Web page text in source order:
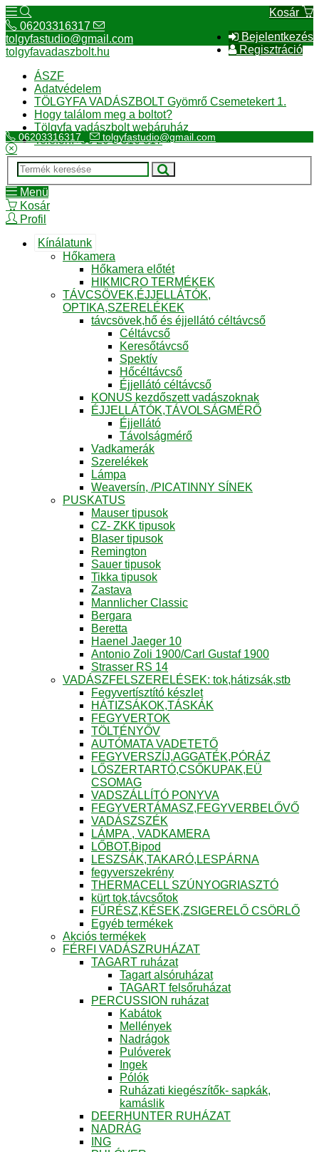
Kosár
Bejelentkezés
Regisztráció
06203316317
tolgyfastudio@gmail.com
tolgyfavadaszbolt.hu
ÁSZF
Adatvédelem
TÖLGYFA VADÁSZBOLT Gyömrő Csemetekert 1.
Hogy találom meg a boltot?
Tölgyfa vadászbolt webáruház
Telefon:+36 20 3 316 317
06203316317 tolgyfastudio@gmail.com
Menü
Kosár
Profil
Kínálatunk
Hőkamera
Hőkamera előtét
HIKMICRO TERMÉKEK
TÁVCSÖVEK,ÉJJELLÁTÓK,
OPTIKA,SZERELÉKEK
távcsövek,hő és éjjellátó céltávcső
Céltávcső
Keresőtávcső
Spektív
Hőcéltávcső
Éjjellátó céltávcső
KONUS kezdőszett vadászoknak
ÉJJELLÁTÓK,TÁVOLSÁGMÉRŐ
Éjjellátó
Távolságmérő
Vadkamerák
Szerelékek
Lámpa
Weaversín, /PICATINNY SÍNEK
PUSKATUS
Mauser tipusok
CZ- ZKK tipusok
Blaser tipusok
Remington
Sauer tipusok
Tikka tipusok
Zastava
Mannlicher Classic
Bergara
Beretta
Haenel Jaeger 10
Antonio Zoli 1900/Carl Gustaf 1900
Strasser RS 14
VADÁSZFELSZERELÉSEK: tok,hátizsák,stb
Fegyvertísztító készlet
HÁTIZSÁKOK,TÁSKÁK
FEGYVERTOK
TÖLTÉNYŐV
AUTÓMATA VADETETŐ
FEGYVERSZÍJ,AGGATÉK,PÓRÁZ
LŐSZERTARTÓ,CSŐKUPAK,EÜ
CSOMAG
VADSZÁLLÍTÓ PONYVA
FEGYVERTÁMASZ,FEGYVERBELŐVŐ
VADÁSZSZÉK
LÁMPA , VADKAMERA
LŐBOT,Bipod
LESZSÁK,TAKARÓ,LESPÁRNA
fegyverszekrény
THERMACELL SZÚNYOGRIASZTÓ
kürt tok,távcsőtok
FŰRÉSZ,KÉSEK,ZSIGERELŐ CSÖRLŐ
Egyéb termékek
Akciós termékek
FÉRFI VADÁSZRUHÁZAT
TAGART ruházat
Tagart alsóruházat
TAGART felsőruházat
PERCUSSION ruházat
Kabátok
Mellények
Nadrágok
Pulóverek
Ingek
Pólók
Ruházati kiegészítők- sapkák,
kamáslik
DEERHUNTER RUHÁZAT
NADRÁG
ING